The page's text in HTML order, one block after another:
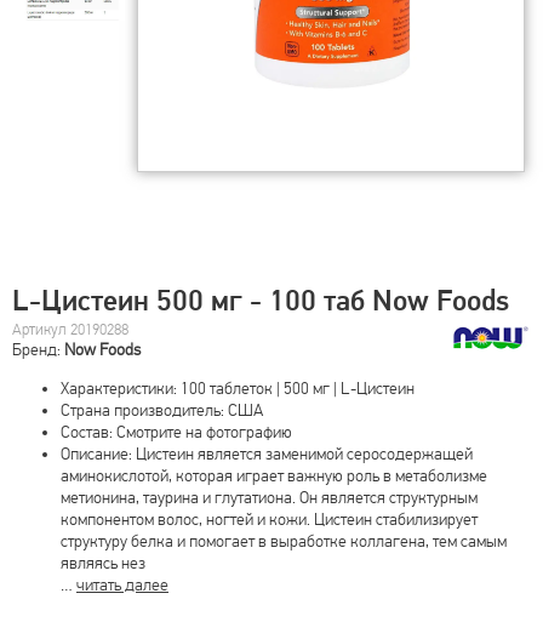
L-Цистеин 500 мг - 100 таб Now Foods
Артикул 20190288
Бренд: Now Foods
Характеристики: 100 таблеток | 500 мг | L-Цистеин
Страна производитель: США
Состав: Смотрите на фотографию
Описание: Цистеин является заменимой серосодержащей
аминокислотой, которая играет важную роль в метаболизме
метионина, таурина и глутатиона. Он является структурным
компонентом волос, ногтей и кожи. Цистеин стабилизирует
структуру белка и помогает в выработке коллагена, тем самым
являясь нез
… читать далее